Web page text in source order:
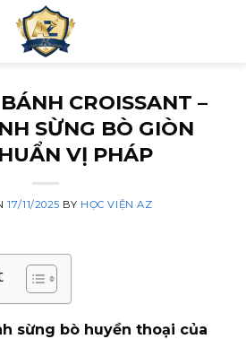
CROISSANT –
SỪNG BÒ GIÒN
VỊ PHÁP
17/11/2025 BY HỌC VIỆN AZ
sừng bò huyền thoại của